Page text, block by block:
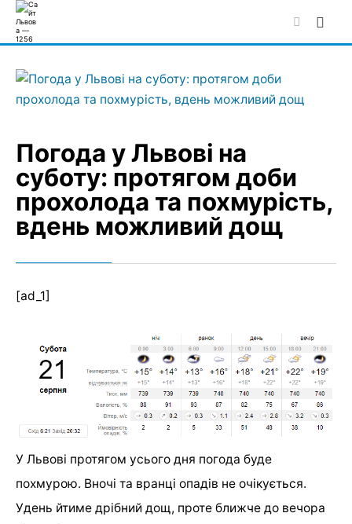
Skip
to
Погода у Львові на
суботу: протягом доби
прохолода та похмурість,
вдень можливий дощ
[ad_1]
У Львові протягом усього дня погода буде
похмурою. Вночі та вранці опадів не очікується.
Удень йтиме дрібний дощ, проте ближче до вечора